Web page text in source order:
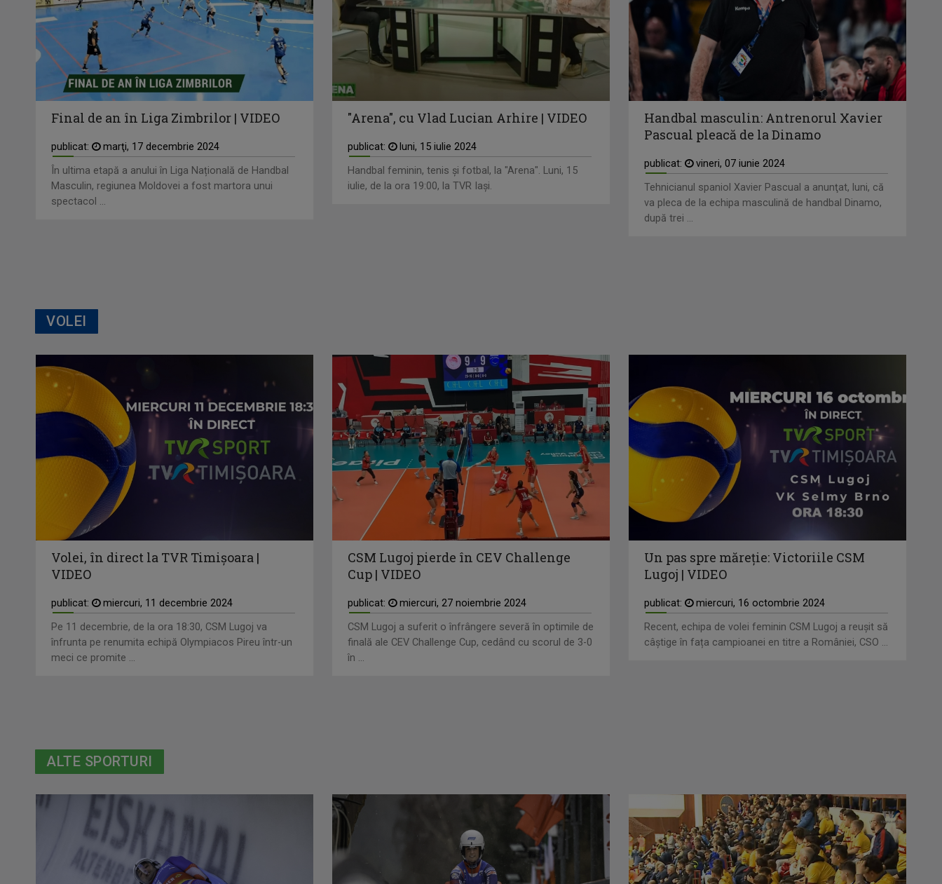
Final de an în Liga Zimbrilor | VIDEO
publicat:
marţi, 17 decembrie 2024
În ultima etapă a anului în Liga Națională de Handbal
Masculin, regiunea Moldovei a fost martora unui
spectacol ...
"Arena", cu Vlad Lucian Arhire | VIDEO
publicat:
luni, 15 iulie 2024
Handbal feminin, tenis și fotbal, la "Arena". Luni, 15
iulie, de la ora 19:00, la TVR Iași.
Handbal masculin: Antrenorul Xavier
Pascual pleacă de la Dinamo
publicat:
vineri, 07 iunie 2024
Tehnicianul spaniol Xavier Pascual a anunţat, luni, că
va pleca de la echipa masculină de handbal Dinamo,
după trei ...
VOLEI
Volei, în direct la TVR Timișoara |
VIDEO
publicat:
miercuri, 11 decembrie 2024
Pe 11 decembrie, de la ora 18:30, CSM Lugoj va
înfrunta pe renumita echipă Olympiacos Pireu într-un
meci ce promite ...
CSM Lugoj pierde în CEV Challenge
Cup | VIDEO
publicat:
miercuri, 27 noiembrie 2024
CSM Lugoj a suferit o înfrângere severă în optimile de
finală ale CEV Challenge Cup, cedând cu scorul de 3-0
în ...
Un pas spre măreție: Victoriile CSM
Lugoj | VIDEO
publicat:
miercuri, 16 octombrie 2024
Recent, echipa de volei feminin CSM Lugoj a reușit să
câștige în fața campioanei en titre a României, CSO ...
ALTE SPORTURI